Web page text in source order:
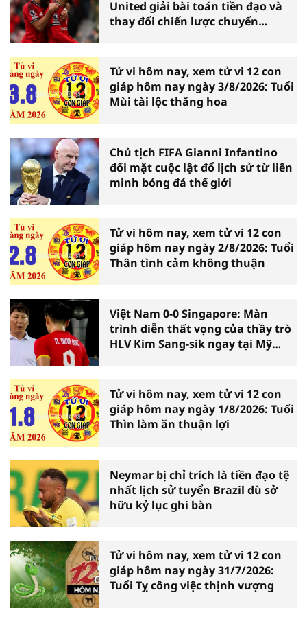
United giải bài toán tiền đạo và
thay đổi chiến lược chuyển
Tử vi hôm nay, xem tử vi 12 con
giáp hôm nay ngày 3/8/2026: Tuổi
Mùi tài lộc thăng hoa
Chủ tịch FIFA Gianni Infantino
đối mặt cuộc lật đổ lịch sử từ liên
minh bóng đá thế giới
Tử vi hôm nay, xem tử vi 12 con
giáp hôm nay ngày 2/8/2026: Tuổi
Thân tình cảm không thuận
Việt Nam 0-0 Singapore: Màn
trình diễn thất vọng của thầy trò
HLV Kim Sang-sik ngay tại Mỹ
Tử vi hôm nay, xem tử vi 12 con
giáp hôm nay ngày 1/8/2026: Tuổi
Thìn làm ăn thuận lợi
Neymar bị chỉ trích là tiền đạo tệ
nhất lịch sử tuyển Brazil dù sở
hữu kỷ lục ghi bàn
Tử vi hôm nay, xem tử vi 12 con
giáp hôm nay ngày 31/7/2026:
Tuổi Tỵ công việc thịnh vượng